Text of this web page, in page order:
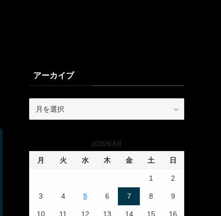
アーカイブ
2026年8月
月 火 水 木 金 土 日
1 2
3 4 5 6 7 8 9
10 11 12 13 14 15 16